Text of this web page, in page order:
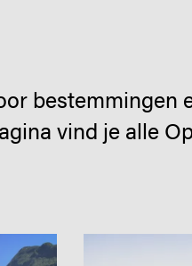
bestemmingen
vind je alle